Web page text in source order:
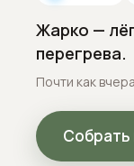
Жарко —
перегрева.
Почти как
Собрать